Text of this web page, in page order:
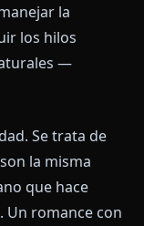
la
los hilos
—
Se trata de
la misma
que hace
Un romance con